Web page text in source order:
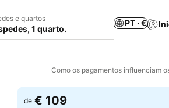
e quartos
1 quarto.
PT · €
Como os pagamentos influenciam
aos favoritos
de € 109